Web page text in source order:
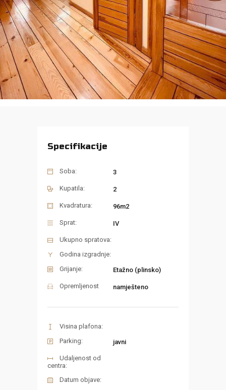
Specifikacije
Soba: 3
Kupatila: 2
Kvadratura: 96m2
Sprat: IV
Ukupno spratova:
Godina izgradnje:
Grijanje:
Etažno (plinsko)
Opremljenost namješteno
Visina plafona:
Parking:
javni
Udaljenost od
centra:
Datum objave: